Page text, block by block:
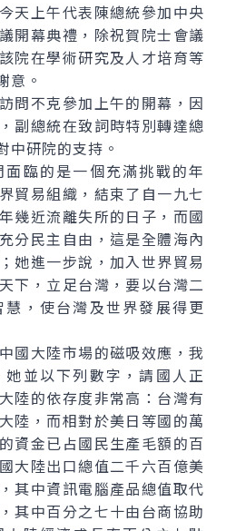
上午代表陳總統參加中央
開幕典禮，除祝賀院士會議
院在學術研究及人才培育等
意。
問不克參加上午的開幕，因
副總統在致詞時特別轉達總
中研院的支持。
臨的是一個充滿挑戰的年
貿易組織，結束了自一九七
幾近流離失所的日子，而國
分民主自由，這是全體海內
她進一步說，加入世界貿易
下，立足台灣，要以台灣二
，使台灣及世界發展得更
國大陸市場的磁吸效應，我
並以下列數字，請國人正
陸的依存度非常高：台灣有
陸，而相對於美日等國的萬
資金已占國民生產毛額的百
大陸出口總值二千六百億美
其中資訊電腦產品總值取代
其中百分之七十由台商協助